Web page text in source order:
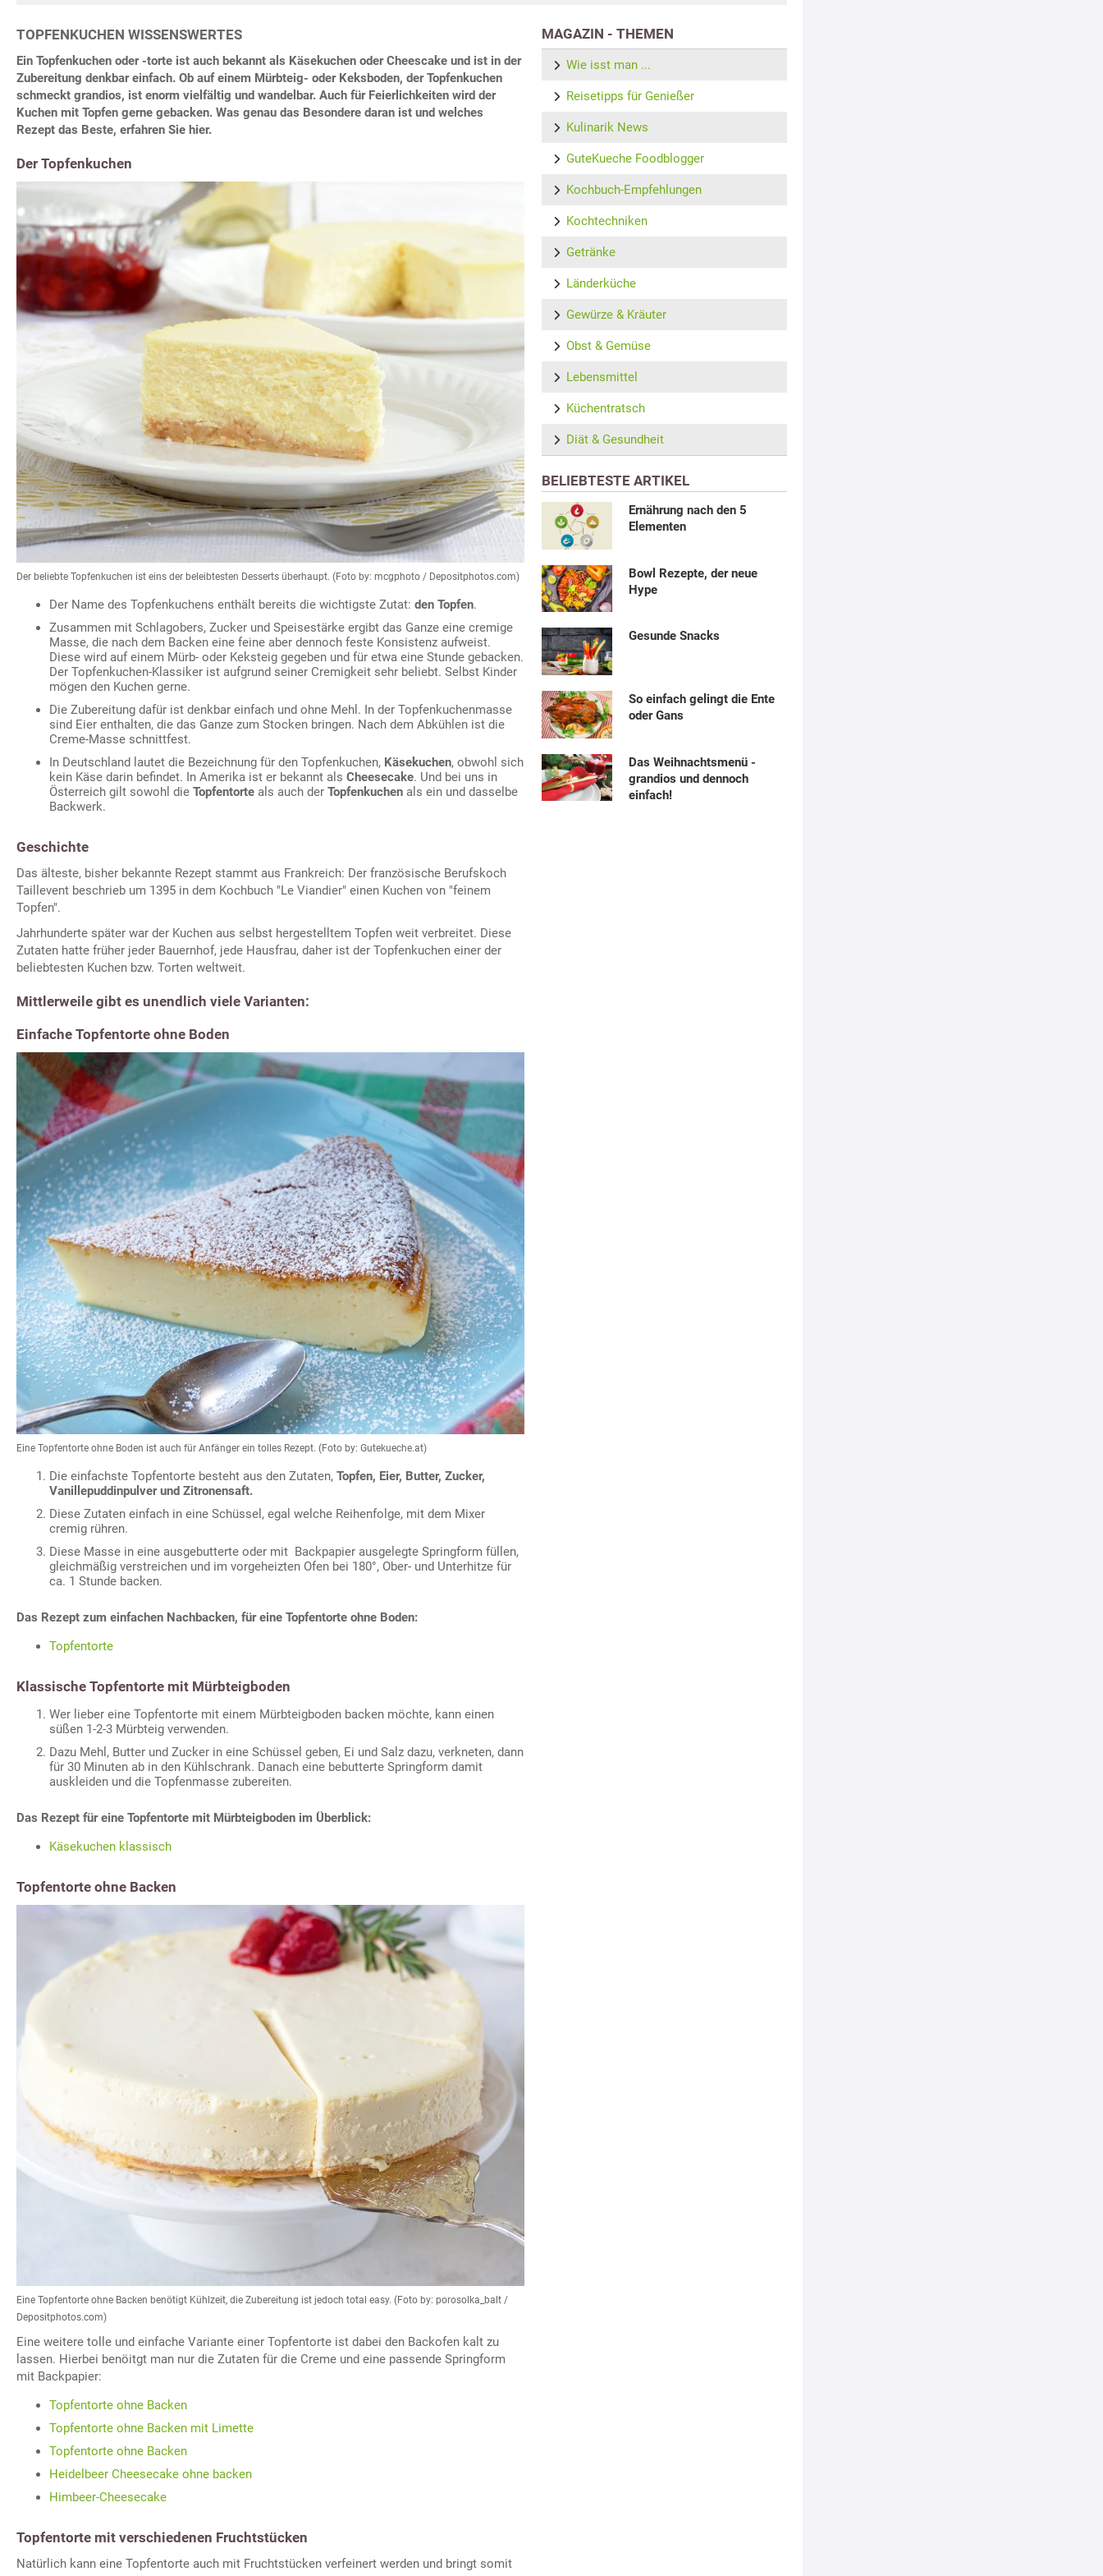
TOPFENKUCHEN WISSENSWERTES
Ein Topfenkuchen oder -torte ist auch bekannt als Käsekuchen oder Cheescake und ist in der
Zubereitung denkbar einfach. Ob auf einem Mürbteig- oder Keksboden, der Topfenkuchen
schmeckt grandios, ist enorm vielfältig und wandelbar. Auch für Feierlichkeiten wird der
Kuchen mit Topfen gerne gebacken. Was genau das Besondere daran ist und welches
Rezept das Beste, erfahren Sie hier.
Der Topfenkuchen
Der beliebte Topfenkuchen ist eins der beleibtesten Desserts überhaupt. (Foto by: mcgphoto / Depositphotos.com)
Der Name des Topfenkuchens enthält bereits die wichtigste Zutat: den Topfen.
Zusammen mit Schlagobers, Zucker und Speisestärke ergibt das Ganze eine cremige
Masse, die nach dem Backen eine feine aber dennoch feste Konsistenz aufweist.
Diese wird auf einem Mürb- oder Keksteig gegeben und für etwa eine Stunde gebacken.
Der Topfenkuchen-Klassiker ist aufgrund seiner Cremigkeit sehr beliebt. Selbst Kinder
mögen den Kuchen gerne.
Die Zubereitung dafür ist denkbar einfach und ohne Mehl. In der Topfenkuchenmasse
sind Eier enthalten, die das Ganze zum Stocken bringen. Nach dem Abkühlen ist die
Creme-Masse schnittfest.
In Deutschland lautet die Bezeichnung für den Topfenkuchen, Käsekuchen, obwohl sich
kein Käse darin befindet. In Amerika ist er bekannt als Cheesecake. Und bei uns in
Österreich gilt sowohl die Topfentorte als auch der Topfenkuchen als ein und dasselbe
Backwerk.
Geschichte
Das älteste, bisher bekannte Rezept stammt aus Frankreich: Der französische Berufskoch
Taillevent beschrieb um 1395 in dem Kochbuch "Le Viandier" einen Kuchen von "feinem
Topfen".
Jahrhunderte später war der Kuchen aus selbst hergestelltem Topfen weit verbreitet. Diese
Zutaten hatte früher jeder Bauernhof, jede Hausfrau, daher ist der Topfenkuchen einer der
beliebtesten Kuchen bzw. Torten weltweit.
Mittlerweile gibt es unendlich viele Varianten:
Einfache Topfentorte ohne Boden
Eine Topfentorte ohne Boden ist auch für Anfänger ein tolles Rezept. (Foto by: Gutekueche.at)
Die einfachste Topfentorte besteht aus den Zutaten, Topfen, Eier, Butter, Zucker,
Vanillepuddinpulver und Zitronensaft.
Diese Zutaten einfach in eine Schüssel, egal welche Reihenfolge, mit dem Mixer
cremig rühren.
Diese Masse in eine ausgebutterte oder mit Backpapier ausgelegte Springform füllen,
gleichmäßig verstreichen und im vorgeheizten Ofen bei 180°, Ober- und Unterhitze für
ca. 1 Stunde backen.
Das Rezept zum einfachen Nachbacken, für eine Topfentorte ohne Boden:
Topfentorte
Klassische Topfentorte mit Mürbteigboden
Wer lieber eine Topfentorte mit einem Mürbteigboden backen möchte, kann einen
süßen 1-2-3 Mürbteig verwenden.
Dazu Mehl, Butter und Zucker in eine Schüssel geben, Ei und Salz dazu, verkneten, dann
für 30 Minuten ab in den Kühlschrank. Danach eine bebutterte Springform damit
auskleiden und die Topfenmasse zubereiten.
Das Rezept für eine Topfentorte mit Mürbteigboden im Überblick:
Käsekuchen klassisch
Topfentorte ohne Backen
Eine Topfentorte ohne Backen benötigt Kühlzeit, die Zubereitung ist jedoch total easy. (Foto by: porosolka_balt /
Depositphotos.com)
Eine weitere tolle und einfache Variante einer Topfentorte ist dabei den Backofen kalt zu
lassen. Hierbei benöitgt man nur die Zutaten für die Creme und eine passende Springform
mit Backpapier:
Topfentorte ohne Backen
Topfentorte ohne Backen mit Limette
Topfentorte ohne Backen
Heidelbeer Cheesecake ohne backen
Himbeer-Cheesecake
Topfentorte mit verschiedenen Fruchtstücken
Natürlich kann eine Topfentorte auch mit Fruchtstücken verfeinert werden und bringt somit
MAGAZIN - THEMEN
Wie isst man ...
Reisetipps für Genießer
Kulinarik News
GuteKueche Foodblogger
Kochbuch-Empfehlungen
Kochtechniken
Getränke
Länderküche
Gewürze & Kräuter
Obst & Gemüse
Lebensmittel
Küchentratsch
Diät & Gesundheit
BELIEBTESTE ARTIKEL
Ernährung nach den 5
Elementen
Bowl Rezepte, der neue
Hype
Gesunde Snacks
So einfach gelingt die Ente
oder Gans
Das Weihnachtsmenü -
grandios und dennoch
einfach!